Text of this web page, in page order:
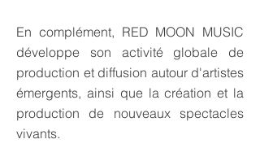
En complément, RED MOON MUSIC
développe son activité globale de
production et diffusion autour d'artistes
émergents, ainsi que la création et la
production de nouveaux spectacles
vivants.